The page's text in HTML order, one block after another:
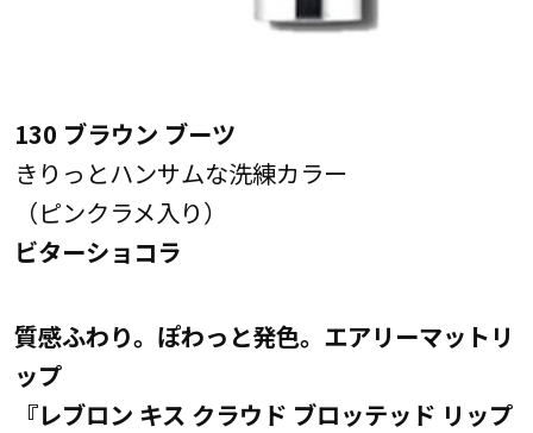
130 ブラウン ブーツ
きりっとハンサムな洗練カラー
（ピンクラメ入り）
ビターショコラ
質感ふわり。ぽわっと発色。エアリーマットリ
ップ
『レブロン キス クラウド ブロッテッド リップ